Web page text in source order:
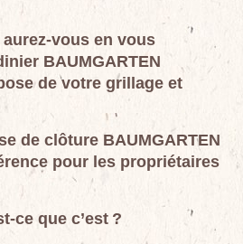
vous en vous
BAUMGARTEN
de votre grillage et
de clôture BAUMGARTEN
pour les propriétaires
ce que c’est ?